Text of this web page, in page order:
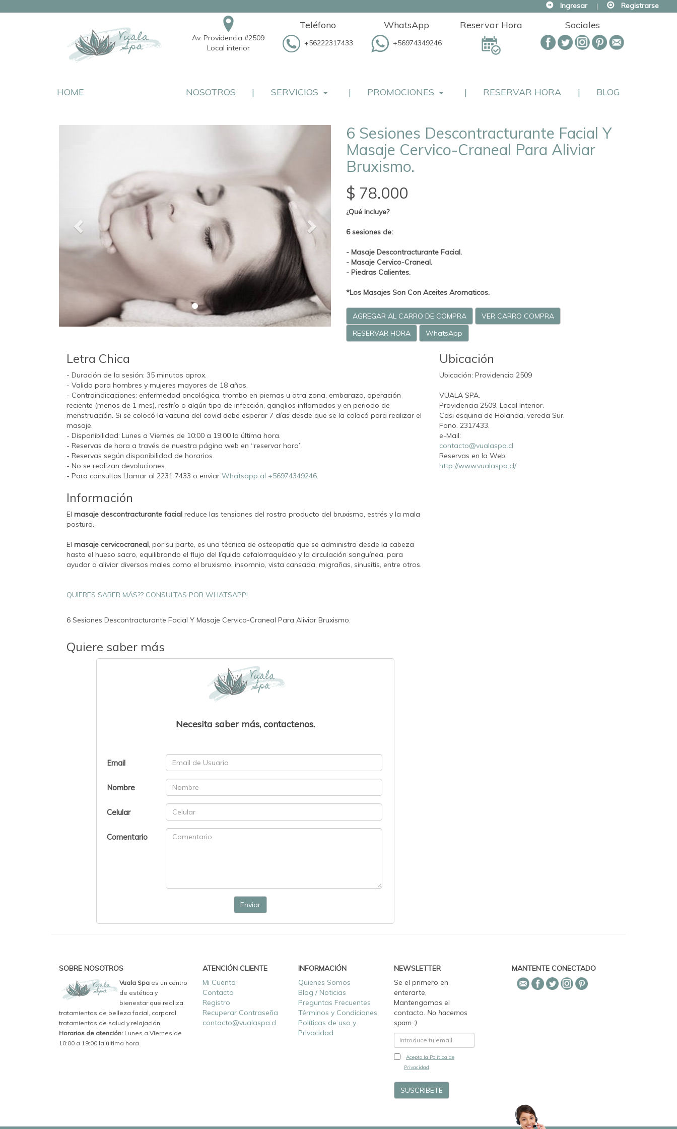
Ingresar | Registrarse
Av. Providencia #2509
Local interior
Teléfono
+56222317433
WhatsApp
+56974349246
Reservar Hora Sociales
HOME NOSOTROS | SERVICIOS | PROMOCIONES | RESERVAR HORA | BLOG
6 Sesiones Descontracturante Facial Y
Masaje Cervico-Craneal Para Aliviar
Bruxismo.
$ 78.000
¿Qué incluye?
6 sesiones de:
- Masaje Descontracturante Facial.
- Masaje Cervico-Craneal.
- Piedras Calientes.
*Los Masajes Son Con Aceites Aromaticos.
AGREGAR AL CARRO DE COMPRA
VER CARRO COMPRA
RESERVAR HORA
WhatsApp
Letra Chica
- Duración de la sesión: 35 minutos aprox.
- Valido para hombres y mujeres mayores de 18 años.
- Contraindicaciones: enfermedad oncológica, trombo en piernas u otra zona, embarazo, operación
reciente (menos de 1 mes), resfrío o algún tipo de infección, ganglios inflamados y en periodo de
menstruación. Si se colocó la vacuna del covid debe esperar 7 días desde que se la colocó para realizar el
masaje.
- Disponibilidad: Lunes a Viernes de 10:00 a 19:00 la última hora.
- Reservas de hora a través de nuestra página web en “reservar hora”.
- Reservas según disponibilidad de horarios.
- No se realizan devoluciones.
- Para consultas Llamar al 2231 7433 o enviar Whatsapp al +56974349246.
Información
El masaje descontracturante facial reduce las tensiones del rostro producto del bruxismo, estrés y la mala
postura.
El masaje cervicocraneal , por su parte, es una técnica de osteopatía que se administra desde la cabeza
hasta el hueso sacro, equilibrando el flujo del líquido cefalorraquídeo y la circulación sanguínea, para
ayudar a aliviar diversos males como el bruxismo, insomnio, vista cansada, migrañas, sinusitis, entre otros.
QUIERES SABER MÁS?? CONSULTAS POR WHATSAPP!
6 Sesiones Descontracturante Facial Y Masaje Cervico-Craneal Para Aliviar Bruxismo.
Quiere saber más
Necesita saber más, contactenos.
Email
Nombre
Celular
Comentario
Enviar
Ubicación
Ubicación: Providencia 2509
VUALA SPA.
Providencia 2509. Local Interior.
Casi esquina de Holanda, vereda Sur.
Fono. 2317433.
e-Mail:
contacto@vualaspa.cl
Reservas en la Web:
http://www.vualaspa.cl/
SOBRE NOSOTROS
Vuala Spa es un centro
de estética y
bienestar que realiza
tratamientos de belleza facial, corporal,
tratamientos de salud y relajación.
Horarios de atención: Lunes a Viernes de
10:00 a 19:00 la última hora.
ATENCIÓN CLIENTE
Mi Cuenta
Contacto
Registro
Recuperar Contraseña
contacto@vualaspa.cl
INFORMACIÓN
Quienes Somos
Blog / Noticias
Preguntas Frecuentes
Términos y Condiciones
Políticas de uso y
Privacidad
NEWSLETTER
Se el primero en
enterarte,
Mantengamos el
contacto. No hacemos
spam :)
Acepto la Política de
Privacidad
MANTENTE CONECTADO